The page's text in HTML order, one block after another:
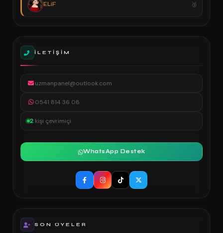
ELiF
İLETIŞIM
uzmanpanel@outlook.com
0541 814 36 08
2 kişi çevrimiçi
WhatsApp Destek
SON ÜYELER